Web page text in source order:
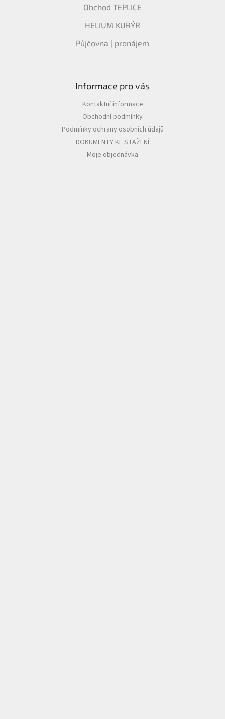
Obchod TEPLICE
HELIUM KURÝR
Půjčovna | pronájem
Informace pro vás
Kontaktní informace
Obchodní podmínky
Podmínky ochrany osobních údajů
DOKUMENTY KE STAŽENÍ
Moje objednávka